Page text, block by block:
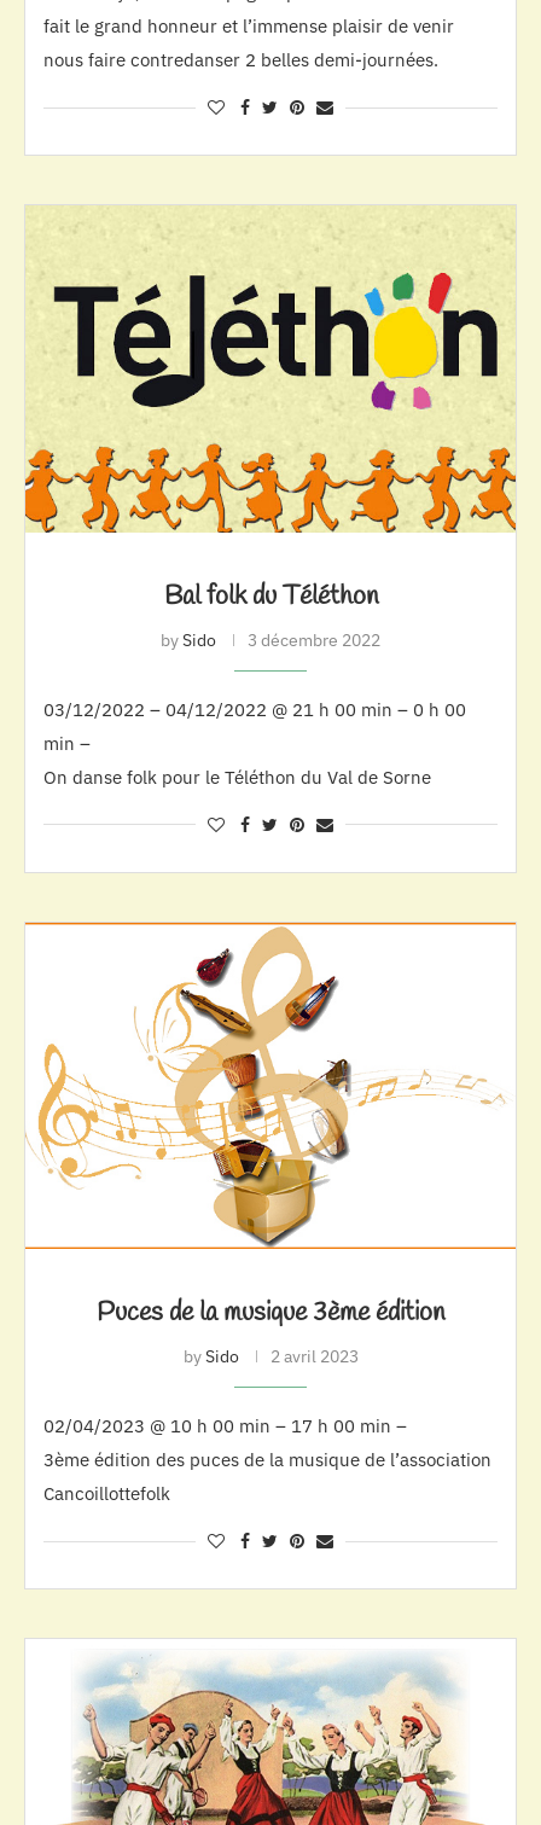
fait le grand honneur et l’immense plaisir de venir
nous faire contredanser 2 belles demi-journées.
Bal folk du Téléthon
bySido 3 décembre 2022
03/12/2022 – 04/12/2022 @ 21 h 00 min – 0 h 00
min –
On danse folk pour le Téléthon du Val de Sorne
Puces de la musique 3ème édition
bySido 2 avril 2023
02/04/2023 @ 10 h 00 min – 17 h 00 min –
3ème édition des puces de la musique de l’association
Cancoillottefolk